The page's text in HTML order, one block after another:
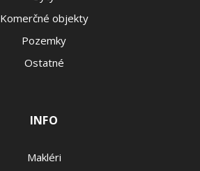
Komerčné objekty
Pozemky
Ostatné
INFO
Makléri